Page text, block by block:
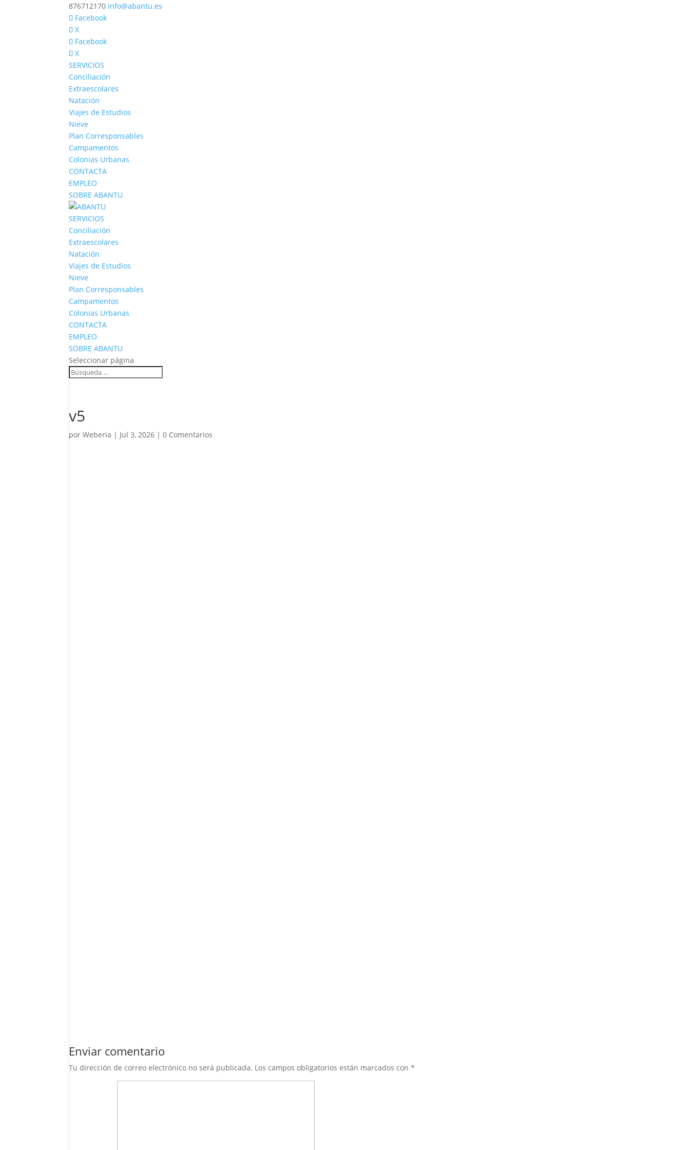
876712170 info@abantu.es
Facebook
X
Facebook
X
SERVICIOS
Conciliación
Extraescolares
Natación
Viajes de Estudios
Nieve
Plan Corresponsables
Campamentos
Colonias Urbanas
CONTACTA
EMPLEO
SOBRE ABANTU
SERVICIOS
Conciliación
Extraescolares
Natación
Viajes de Estudios
Nieve
Plan Corresponsables
Campamentos
Colonias Urbanas
CONTACTA
EMPLEO
SOBRE ABANTU
Seleccionar página
v5
porWeberia | Jul 3, 2026 |0 Comentarios
Enviar comentario
Tu dirección de correo electrónico no será publicada. Los campos obligatorios están marcados con*